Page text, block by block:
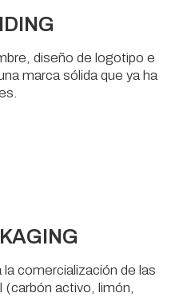
diseño de logotipo e
marca sólida que ya ha
comercialización de las
(carbón activo, limón,